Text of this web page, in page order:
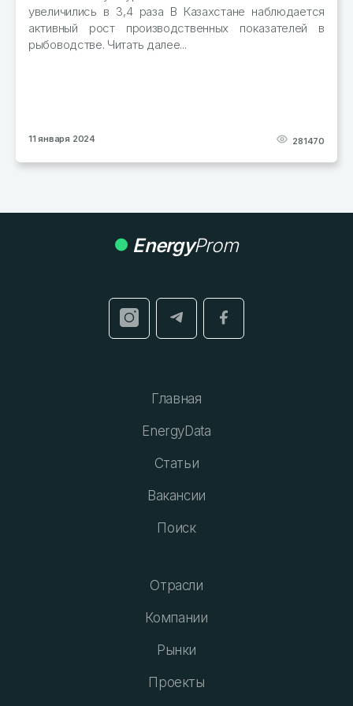
в
281470
тонн муки из зерновых Читать далее...
29 декабря 2023
EnergyProm
Главная
EnergyData
Статьи
Вакансии
Поиск
Отрасли
Компании
Рынки
Проекты